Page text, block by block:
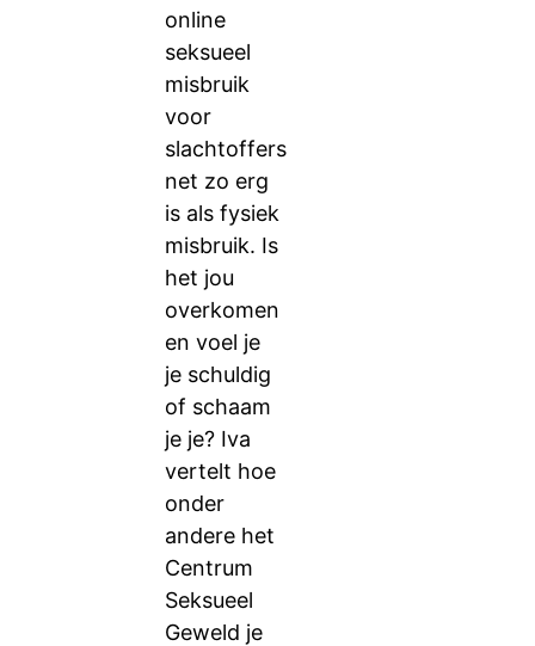
online
seksueel
misbruik
voor
slachtoffers
net zo erg
is als fysiek
misbruik. Is
het jou
overkomen
en voel je
je schuldig
of schaam
je je? Iva
vertelt hoe
onder
andere het
Centrum
Seksueel
Geweld je